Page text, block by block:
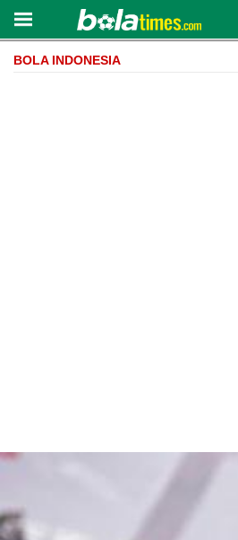
BOLA INDONESIA